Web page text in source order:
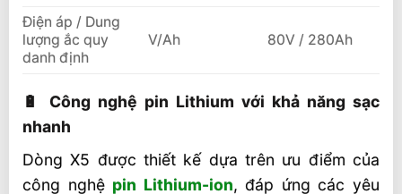
Điện áp / Dung
lượng ắc quy
danh định
V/Ah 80V / 280Ah
🔋 Công nghệ pin Lithium với khả năng sạc
nhanh
Dòng X5 được thiết kế dựa trên ưu điểm của
công nghệ pin Lithium-ion, đáp ứng các yêu